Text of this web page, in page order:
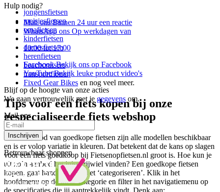
jongensfietsen
meisjesfietsen
omafietsen
kinderfietsen
damesfietsen
herenfietsen
beachcruisers
transportfietsen
Fixed Gear Bikes en nog veel meer.
Tips voor een fiets kopen bij onze
gespecialiseerde fiets webshop
In ons aanbod van goedkope fietsen zijn alle modellen beschikbaar
en is er volop variatie in kleuren. Dat betekent dat de kans op slagen
voor een fiets goedkoop bij Fietsenopfietsen.nl groot is. Hoe kun je
uit zo’n aanbod het juiste rijwiel vinden? Een goedkope fietsen
kopen, gaat hand in hand met ‘categoriseren’. Klik in het
hoofdmenu op de juiste categorie en filter in het navigatiemenu op
de specificaties die jij aantrekkelijk vindt. Denk aan:
Hulp nodig?
Mail onsBinnen 24 uur een reactie
WhatsApp ons Op werkdagen van
10:00 tot 17:00
FacebookBekijk ons op Facebook
YouTubeBekijk leuke product video's
Blijf op de hoogte van onze acties
We gaan vertrouwelijk met je gegevens om.
Mail ons
Inschrijven
Betrouwbaar shoppen